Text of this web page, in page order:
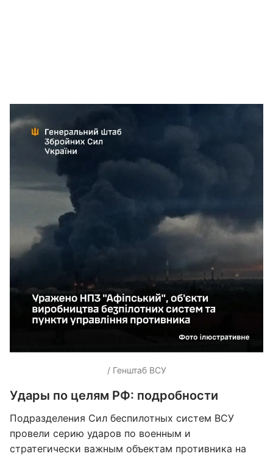
/ Генштаб ВСУ
Удары по целям РФ: подробности
Подразделения Сил беспилотных систем ВСУ
провели серию ударов по военным и
стратегически важным объектам противника на